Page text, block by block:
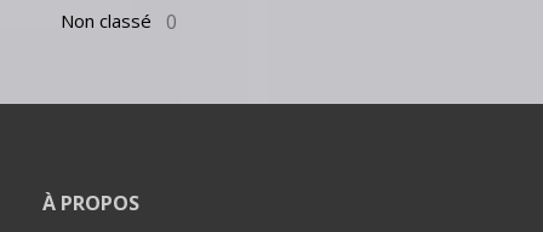
Non classé 0
À PROPOS